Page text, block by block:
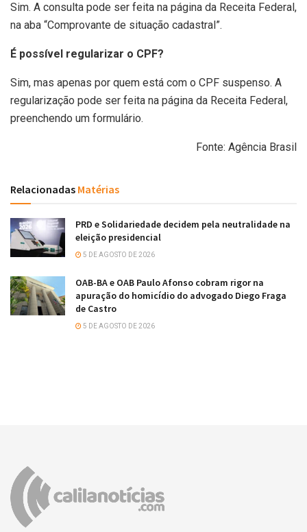
Sim. A consulta pode ser feita na página da Receita Federal,
na aba “Comprovante de situação cadastral”.
É possível regularizar o CPF?
Sim, mas apenas por quem está com o CPF suspenso. A
regularização pode ser feita na página da Receita Federal,
preenchendo um formulário.
Fonte: Agência Brasil
Relacionadas Matérias
PRD e Solidariedade decidem pela neutralidade na
eleição presidencial
5 DE AGOSTO DE 2026
OAB-BA e OAB Paulo Afonso cobram rigor na
apuração do homicídio do advogado Diego Fraga
de Castro
5 DE AGOSTO DE 2026